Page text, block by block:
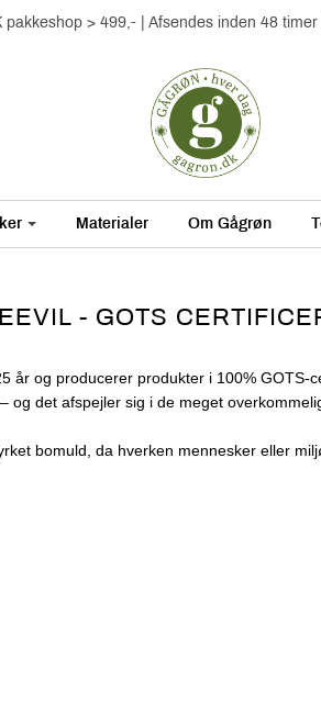
pakkeshop > 499,- | Afsendes inden 48
Materialer Om Gågrøn
- GOTS
år og producerer produkter i 100%
det afspejler sig i de meget
bomuld, da hverken mennesker eller